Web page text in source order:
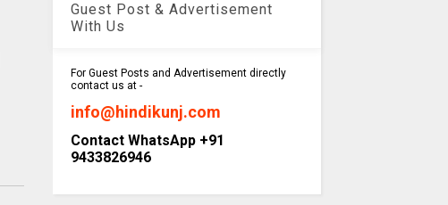
Guest Post & Advertisement
With Us
For Guest Posts and Advertisement directly
contact us at -
info@hindikunj.com
Contact WhatsApp +91
9433826946